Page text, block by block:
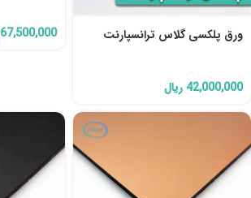
ورق پلکسی گلاس ترانسپارنت
42,000,000 ریال
67,500,000